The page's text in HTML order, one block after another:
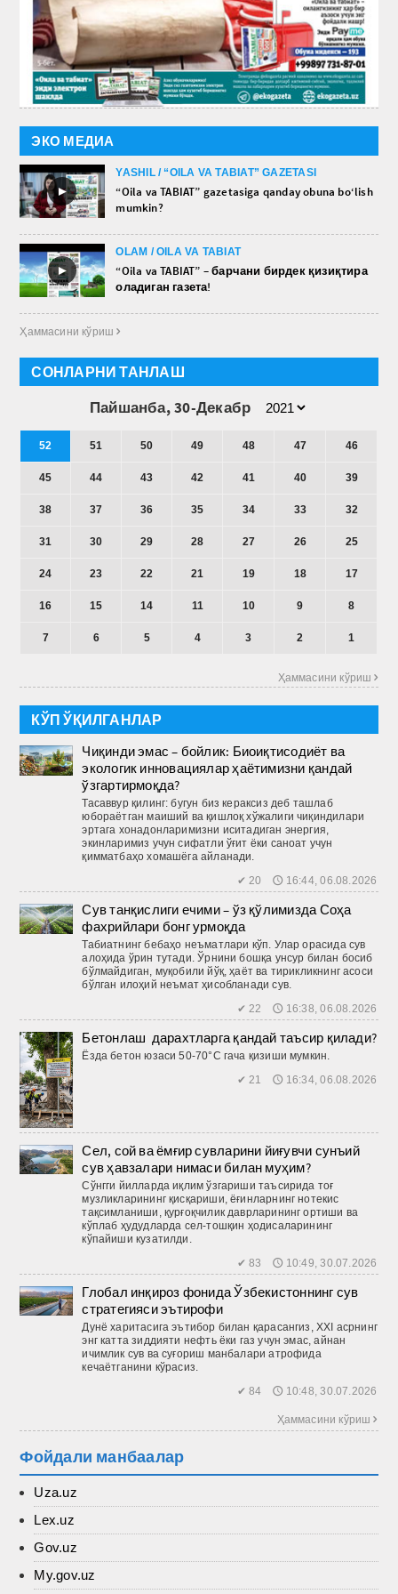
ЭКО МЕДИА
►
YASHIL / “OILA VA TABIAT” GAZETASI
“Oila va TABIAT” gazetasiga qanday obuna bo‘lish
mumkin?
►
OLAM / OILA VA TABIAT
“Oila va TABIAT” – барчани бирдек қизиқтира
оладиган газета!
Ҳаммасини кўриш 
СОНЛАРНИ ТАНЛАШ
Пайшанба, 30-Декабр
52 51 50 49 48 47 46
45 44 43 42 41 40 39
38 37 36 35 34 33 32
31 30 29 28 27 26 25
24 23 22 21 19 18 17
16 15 14 11 10 9 8
7 6 5 4 3 2 1
Ҳаммасини кўриш 
КЎП ЎҚИЛГАНЛАР
Чиқинди эмас – бойлик: Биоиқтисодиёт ва
экологик инновациялар ҳаётимизни қандай
ўзгартирмоқда?
Тасаввур қилинг: бугун биз кераксиз деб ташлаб
юбораётган маиший ва қиш­лоқ хўжалиги чиқиндилари
эртага хонадонларимизни иситадиган энергия,
экинларимиз учун сифатли ўғит ёки саноат учун
қимматбаҳо хомашёга айланади.
✔ 20 🕔 16:44, 06.08.2026
Сув танқислиги ечими – ўз қўлимизда Соҳа
фахрийлари бонг урмоқда
Табиатнинг бебаҳо неъматлари кўп. Улар орасида сув
алоҳида ўрин тутади. Ўрнини бошқа унсур билан босиб
бўлмайдиган, муқобили йўқ, ҳаёт ва тирикликнинг асоси
бўлган илоҳий неъмат ҳисобланади сув.
✔ 22 🕔 16:38, 06.08.2026
Бетонлаш дарахтларга қандай таъсир қилади?
Ёзда бетон юзаси 50-70°C гача қизиши мумкин.
✔ 21 🕔 16:34, 06.08.2026
Сел, сой ва ёмғир сувларини йиғувчи сунъий
сув ҳавзалари нимаси билан муҳим?
Сўнгги йилларда иқлим ўзгариши таъсирида тоғ
музликларининг қисқариши, ёғинларнинг нотекис
тақсимланиши, қурғоқчилик даврларининг ортиши ва
кўплаб ҳудудларда сел-тош­қин ҳодисаларининг
кўпайиши кузатилди.
✔ 83 🕔 10:49, 30.07.2026
Глобал инқироз фонида Ўзбекистоннинг сув
стратегияси эътирофи
Дунё харитасига эътибор билан қарасангиз, XXI асрнинг
энг катта зиддияти нефть ёки газ учун эмас, айнан
ичимлик сув ва суғориш манбалари атрофида
кечаётганини кўрасиз.
✔ 84 🕔 10:48, 30.07.2026
Ҳаммасини кўриш 
Фойдали манбаалар
Uza.uz
Lex.uz
Gov.uz
My.gov.uz